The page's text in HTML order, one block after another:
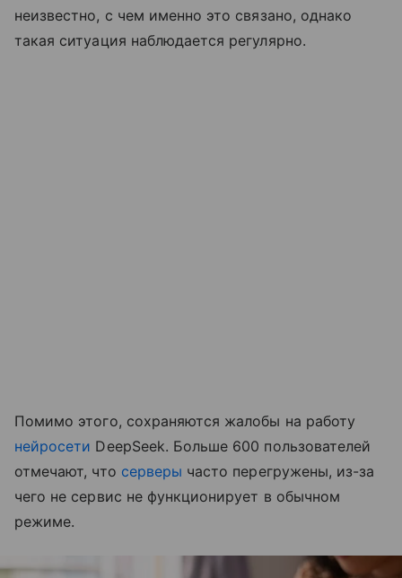
неизвестно, с чем именно это связано, однако
такая ситуация наблюдается регулярно.
Помимо этого, сохраняются жалобы на работу
нейросети DeepSeek. Больше 600 пользователей
отмечают, что серверы часто перегружены, из-за
чего не сервис не функционирует в обычном
режиме.